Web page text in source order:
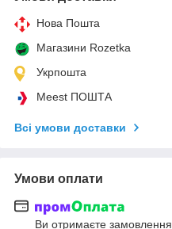
Нова Пошта
Магазини Rozetka
Укрпошта
Meest ПОШТА
Всі умови доставки
Умови оплати
Ви отримаєте замовлення